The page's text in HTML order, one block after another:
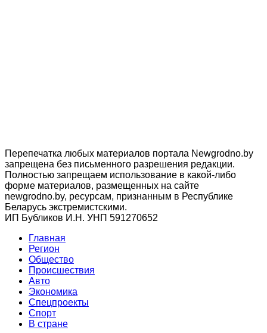
Перепечатка любых материалов портала Newgrodno.by
запрещена без письменного разрешения редакции.
Полностью запрещаем использование в какой-либо
форме материалов, размещенных на сайте
newgrodno.by, ресурсам, признанным в Республике
Беларусь экстремистскими.
ИП Бубликов И.Н. УНП 591270652
Главная
Регион
Общество
Происшествия
Авто
Экономика
Спецпроекты
Cпорт
В стране